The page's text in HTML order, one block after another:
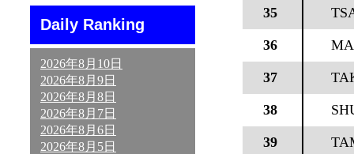
Daily Ranking
2026年8月10日
2026年8月9日
2026年8月8日
2026年8月7日
2026年8月6日
2026年8月5日
35
36
37
38
39